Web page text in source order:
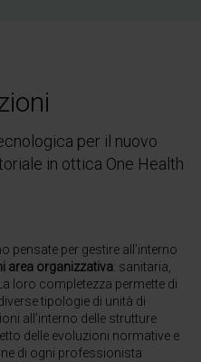
per il nuovo
in ottica One Health
pensate per gestire all’interno
area organizzativa: sanitaria,
loro completezza permette di
tipologie di unità di
all’interno delle strutture
delle evoluzioni normative e
di ogni professionista